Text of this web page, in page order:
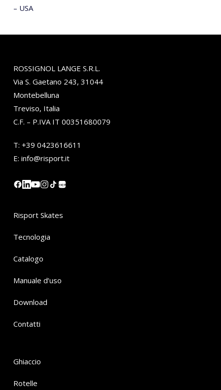
– USA
ROSSIGNOL LANGE S.R.L.
Via S. Gaetano 243, 31044
Montebelluna
Treviso, Italia
C.F. – P.IVA IT 00351680079
T: +39 0423616611
E: info@risport.it
小红书
Risport Skates
Tecnologia
Catalogo
Manuale d’uso
Download
Contatti
Ghiaccio
Rotelle